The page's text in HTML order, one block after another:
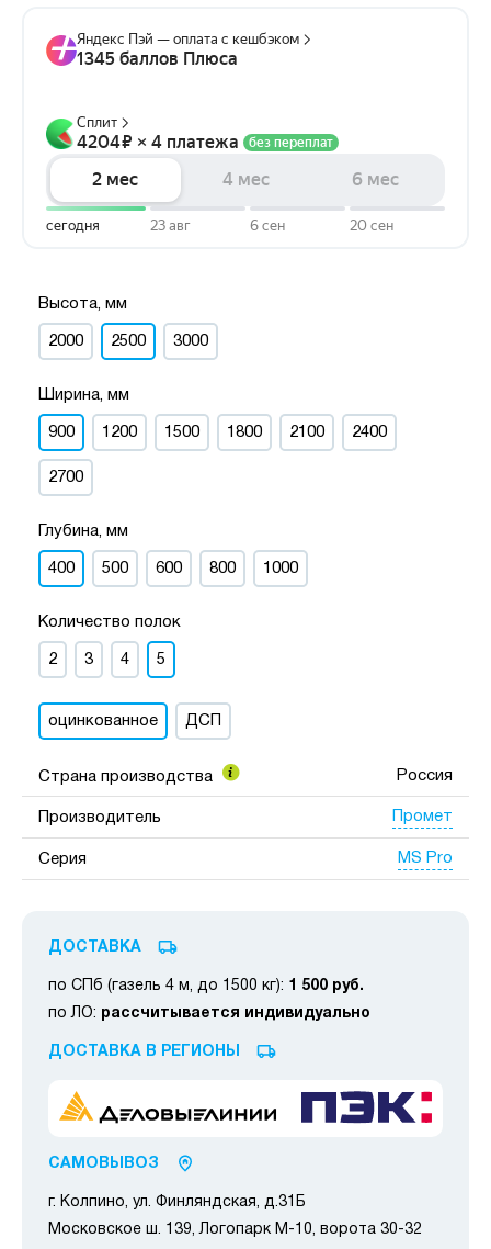
Высота, мм
2000 2500 3000
Ширина, мм
900 1200 1500 1800 2100 2400
2700
Глубина, мм
400 500 600 800 1000
Количество полок
2 3 4 5
оцинкованное ДСП
Страна производства Россия
Производитель Промет
Серия MS Pro
ДОСТАВКА
по СПб (газель 4 м, до 1500 кг): 1 500 руб.
по ЛО: рассчитывается индивидуально
ДОСТАВКА В РЕГИОНЫ
САМОВЫВОЗ
г. Колпино, ул. Финляндская, д.31Б
Московское ш. 139, Логопарк М-10, ворота 30-32